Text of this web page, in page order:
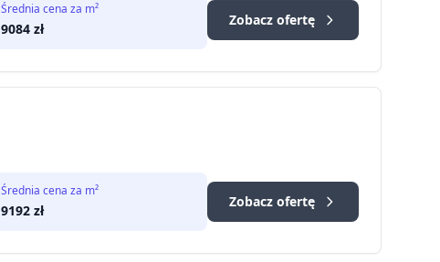
Średnia cena za m²
9084 zł
Zobacz ofertę
Średnia cena za m²
9192 zł
Zobacz ofertę